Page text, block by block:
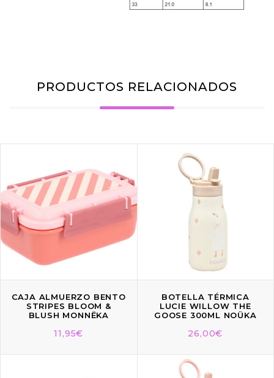
PRODUCTOS RELACIONADOS
CAJA ALMUERZO BENTO
STRIPES BLOOM &
BLUSH MONNËKA
11,95€
BOTELLA TÉRMICA
LUCIE WILLOW THE
GOOSE 300ML NOÜKA
26,00€